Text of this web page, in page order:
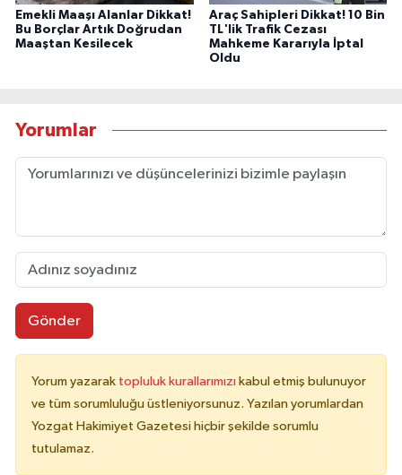
Emekli Maaşı Alanlar Dikkat!
Bu Borçlar Artık Doğrudan
Maaştan Kesilecek
Araç Sahipleri Dikkat! 10 Bin
TL'lik Trafik Cezası
Mahkeme Kararıyla İptal
Oldu
Yorumlar
Gönder
Yorum yazarak topluluk kurallarımızı kabul etmiş bulunuyor
ve tüm sorumluluğu üstleniyorsunuz. Yazılan yorumlardan
Yozgat Hakimiyet Gazetesi hiçbir şekilde sorumlu
tutulamaz.